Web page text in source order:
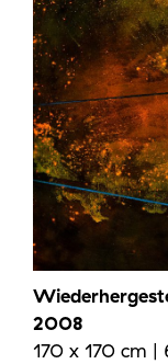
2008
170 x 170 cm |